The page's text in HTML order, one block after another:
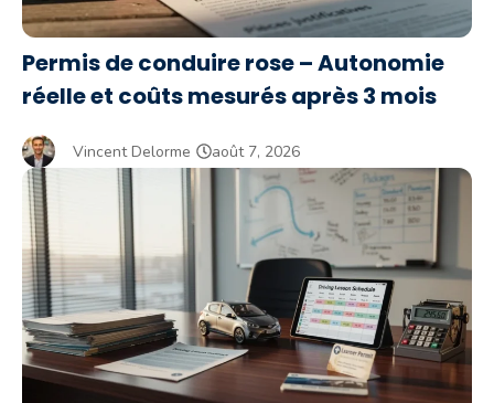
Permis de conduire rose – Autonomie
réelle et coûts mesurés après 3 mois
Vincent Delorme août 7, 2026